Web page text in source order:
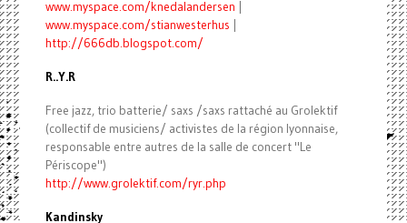
www.myspace.com/knedalandersen
www.myspace.com/stianwesterhus
http://666db.blogspot.com/
R..Y.R
Free jazz, trio batterie/ saxs /saxs rattaché au Grolektif
(collectif de musiciens/ activistes de la région lyonnaise,
responsable entre autres de la salle de concert "Le
Périscope")
http://www.grolektif.com/ryr.php
Kandinsky